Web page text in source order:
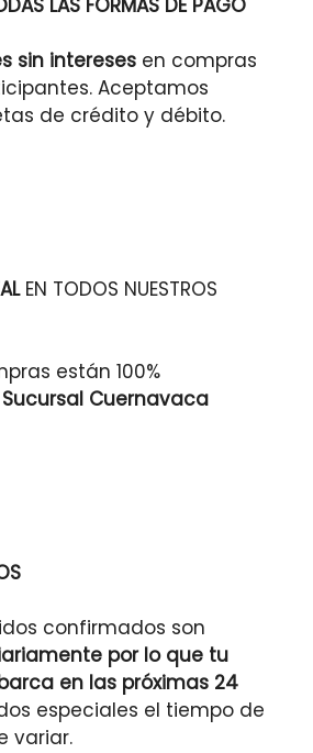
sin intereses en compras
Aceptamos
de crédito y débito.
EN TODOS NUESTROS
están 100%
Sucursal Cuernavaca
confirmados son
por lo que tu
en las próximas 24
especiales el tiempo de
variar.